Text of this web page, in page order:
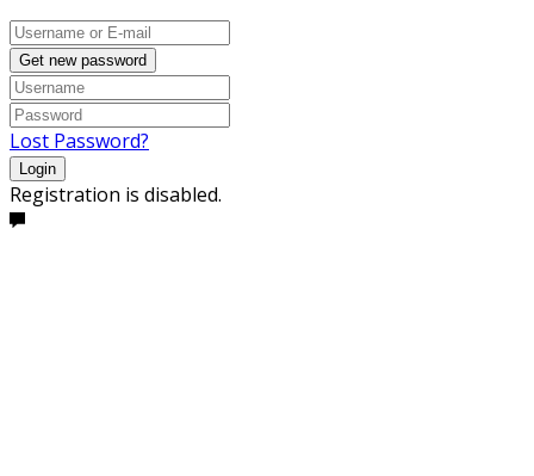
Get new password
Lost Password?
Login
Registration is disabled.